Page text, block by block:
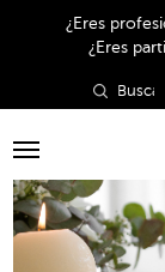
¿Eres
¿Eres
Toggle
navigation